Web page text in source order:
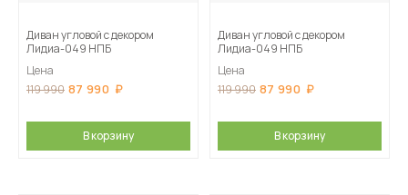
Диван угловой с декором
Лидиа-049 НПБ
Цена
119 990 87 990
В корзину
Диван угловой с декором
Лидиа-049 НПБ
Цена
119 990 87 990
В корзину